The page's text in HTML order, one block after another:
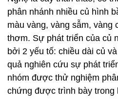
phân nhánh nhiều củ hình
màu vàng, vàng sẫm, vàng
thơm. Sự phát triển của củ
bởi 2 yếu tố: chiều dài củ
quả nghiên cứu sự phát
nhóm được thử nghiệm
chứng được trình bày trong